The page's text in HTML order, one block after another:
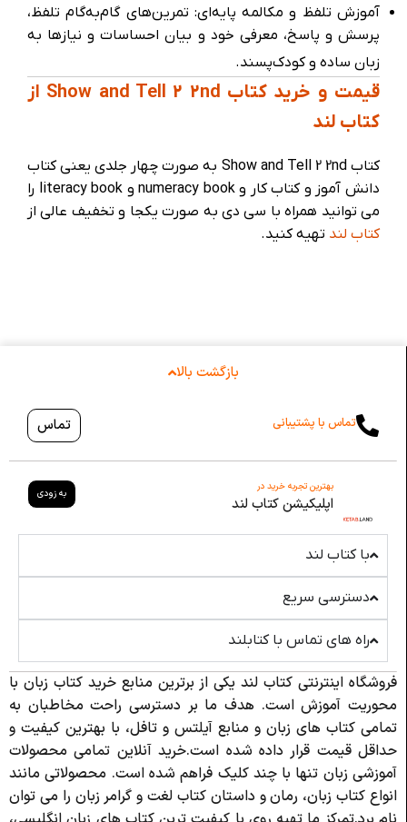
آموزش تلفظ و مکالمه پایه‌ای: تمرین‌های گام‌به‌گام تلفظ،
پرسش و پاسخ، معرفی خود و بیان احساسات و نیازها به
زبان ساده و کودک‌پسند.
قیمت و خرید کتاب Show and Tell 2 2nd از
کتاب لند
کتاب Show and Tell 2 2nd به صورت چهار جلدی یعنی کتاب
دانش آموز و کتاب کار و numeracy book و literacy book را
می توانید همراه با سی دی به صورت یکجا و تخفیف عالی از
کتاب لند تهیه کنید.
بازگشت بالا
تماس با پشتیبانی تماس
بهترین تجربه خرید در
اپلیکیشن کتاب لند
به زودی
با کتاب لند
دسترسی سریع
راه های تماس با کتابلند
فروشگاه اینترنتی کتاب لند یکی از برترین منابع خرید کتاب زبان با
محوریت آموزش است. هدف ما بر دسترسی راحت مخاطبان به
تمامی کتاب های زبان و منابع آیلتس و تافل، با بهترین کیفیت و
حداقل قیمت قرار داده شده است.خرید آنلاین تمامی محصولات
آموزشی زبان تنها با چند کلیک فراهم شده است. محصولاتی مانند
انواع کتاب زبان، رمان و داستان کتاب لغت و گرامر زبان را می توان